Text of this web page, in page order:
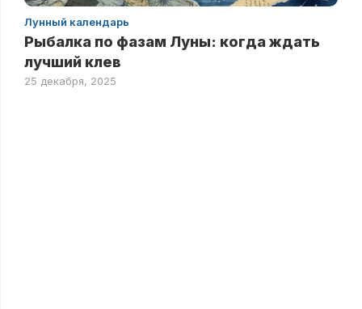
Лунный календарь
Рыбалка по фазам Луны: когда ждать
лучший клев
25 декабря, 2025